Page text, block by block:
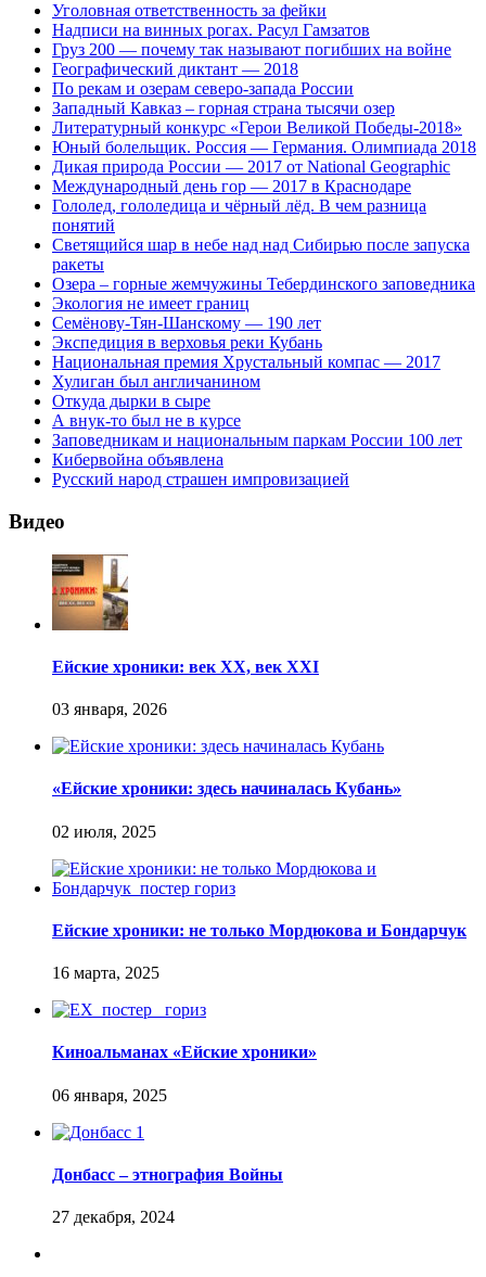
Уголовная ответственность за фейки
Надписи на винных рогах. Расул Гамзатов
Груз 200 — почему так называют погибших на войне
Географический диктант — 2018
По рекам и озерам северо-запада России
Западный Кавказ – горная страна тысячи озер
Литературный конкурс «Герои Великой Победы-2018»
Юный болельщик. Россия — Германия. Олимпиада 2018
Дикая природа России — 2017 от National Geographic
Международный день гор — 2017 в Краснодаре
Гололед, гололедица и чёрный лёд. В чем разница
понятий
Светящийся шар в небе над над Сибирью после запуска
ракеты
Озера – горные жемчужины Тебердинского заповедника
Экология не имеет границ
Семёнову-Тян-Шанскому — 190 лет
Экспедиция в верховья реки Кубань
Национальная премия Хрустальный компас — 2017
Хулиган был англичанином
Откуда дырки в сыре
А внук-то был не в курсе
Заповедникам и национальным паркам России 100 лет
Кибервойна объявлена
Русский народ страшен импровизацией
Видео
Ейские хроники: век XX, век XXI
«Ейские хроники: здесь начиналась Кубань»
Ейские хроники: не только Мордюкова и Бондарчук
Киноальманах «Ейские хроники»
Донбасс – этнография Войны